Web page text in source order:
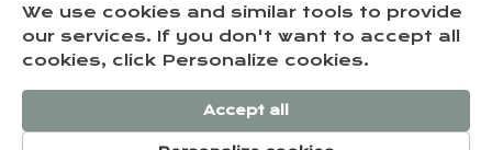
+86-19124331532
สงวนลิขสิทธิ์ © บริษัทกว่างโจว ยูจือ ฮวงจู คอร์ปอเรชั่น จำกัด -
นโยบายความเป็นส่วนตัว
We use cookies and similar tools to provide
our services. If you don't want to accept all
cookies, click Personalize cookies.
Accept all